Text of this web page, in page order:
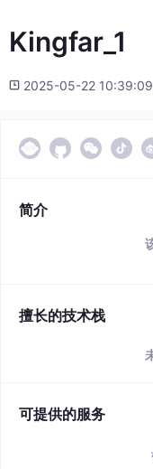
Kingfar_1
2025-05-22
简介
擅长的技术栈
可提供的服务